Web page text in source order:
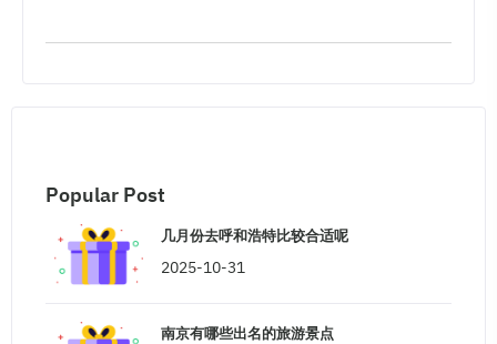
Popular Post
几月份去呼和浩特比较合适呢
2025-10-31
南京有哪些出名的旅游景点